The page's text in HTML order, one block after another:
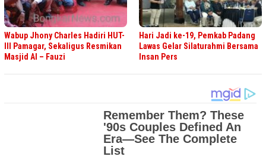
Wabup Jhony Charles Hadiri HUT-
III Pamagar, Sekaligus Resmikan
Masjid Al – Fauzi
Hari Jadi ke-19, Pemkab Padang
Lawas Gelar Silaturahmi Bersama
Insan Pers